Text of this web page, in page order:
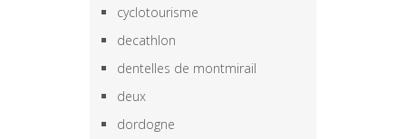
cyclotourisme
decathlon
dentelles de montmirail
deux
dordogne